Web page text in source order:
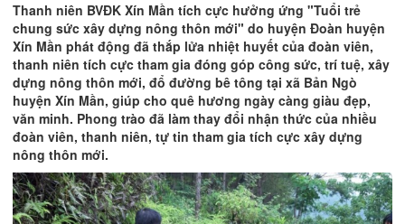
Thanh niên BVĐK Xín Mần tích cực hưởng ứng "Tuổi trẻ
chung sức xây dựng nông thôn mới" do huyện Đoàn huyện
Xín Mần phát động đã thắp lửa nhiệt huyết của đoàn viên,
thanh niên tích cực tham gia đóng góp công sức, trí tuệ, xây
dựng nông thôn mới, đổ đường bê tông tại xã Bản Ngò
huyện Xín Mần, giúp cho quê hương ngày càng giàu đẹp,
văn minh. Phong trào đã làm thay đổi nhận thức của nhiều
đoàn viên, thanh niên, tự tin tham gia tích cực xây dựng
nông thôn mới.